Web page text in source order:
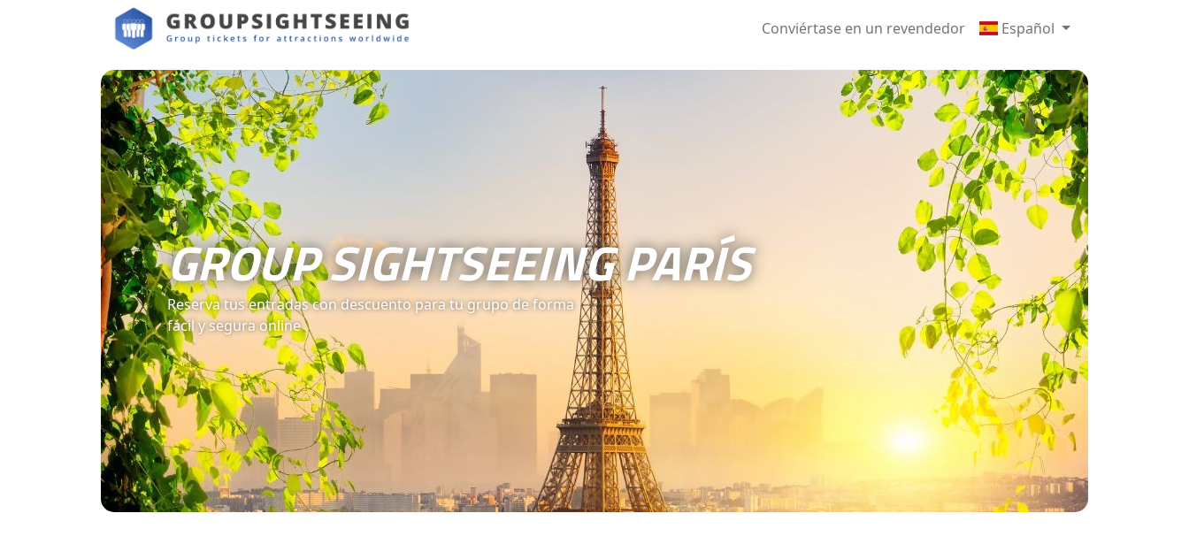
Conviértase en un revendedor Español
GROUP SIGHTSEEING PARÍS
Reserva tus entradas con descuento para tu grupo de forma
fácil y segura online